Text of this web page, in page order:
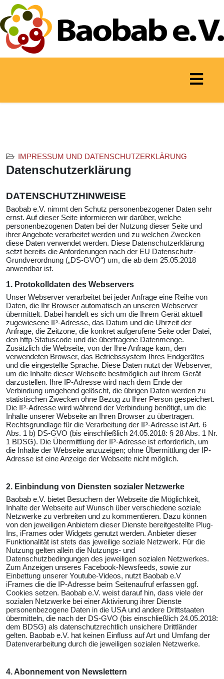
IMPRESSUM UND DATENSCHUTZERKLÄRUNG
Datenschutzerklärung
DATENSCHUTZHINWEISE
Baobab e.V. nimmt den Schutz personenbezogener Daten sehr
ernst. Auf dieser Seite informieren wir darüber, welche
personenbezogenen Daten bei der Nutzung dieser Seite und
ihrer Angebote verarbeitet werden und zu welchen Zwecken
diese Daten verwendet werden. Diese Datenschutzerklärung
setzt bereits die Anforderungen nach der EU Datenschutz-
Grundverordnung („DS-GVO“) um, die ab dem 25.05.2018
anwendbar ist.
1. Protokolldaten des Webservers
Unser Webserver verarbeitet bei jeder Anfrage eine Reihe von
Daten, die Ihr Browser automatisch an unseren Webserver
übermittelt. Dabei handelt es sich um die Ihrem Gerät aktuell
zugewiesene IP-Adresse, das Datum und die Uhrzeit der
Anfrage, die Zeitzone, die konkret aufgerufene Seite oder Datei,
den http-Statuscode und die übertragene Datenmenge.
Zusätzlich die Webseite, von der Ihre Anfrage kam, den
verwendeten Browser, das Betriebssystem Ihres Endgerätes
und die eingestellte Sprache. Diese Daten nutzt der Webserver,
um die Inhalte dieser Webseite bestmöglich auf Ihrem Gerät
darzustellen. Ihre IP-Adresse wird nach dem Ende der
Verbindung umgehend gelöscht, die übrigen Daten werden zu
statistischen Zwecken ohne Bezug zu Ihrer Person gespeichert.
Die IP-Adresse wird während der Verbindung benötigt, um die
Inhalte unserer Webseite an Ihren Browser zu übertragen.
Rechtsgrundlage für die Verarbeitung der IP-Adresse ist Art. 6
Abs. 1 b) DS-GVO (bis einschließlich 24.05.2018: § 28 Abs. 1 Nr.
1 BDSG). Die Übermittlung der IP-Adresse ist erforderlich, um
die Inhalte der Webseite anzuzeigen; ohne Übermittlung der IP-
Adresse ist eine Anzeige der Webseite nicht möglich.
2. Einbindung von Diensten sozialer Netzwerke
Baobab e.V. bietet Besuchern der Webseite die Möglichkeit,
Inhalte der Webseite auf Wunsch über verschiedene soziale
Netzwerke zu verbreiten und zu kommentieren. Dazu können
von den jeweiligen Anbietern dieser Dienste bereitgestellte Plug-
Ins, iFrames oder Widgets genutzt werden. Anbieter dieser
Funktionalität ist stets das jeweilige soziale Netzwerk. Für die
Nutzung gelten allein die Nutzungs- und
Datenschutzbedingungen des jeweiligen sozialen Netzwerkes.
Zum Anzeigen unseres Facebook-Newsfeeds, sowie zur
Einbettung unserer Youtube-Videos, nutzt Baobab e.V
iFrames die die IP-Adresse beim Seitenaufruf erfassen ggf.
Cookies setzen. Baobab e.V. weist darauf hin, dass viele der
sozialen Netzwerke bei einer Aktivierung ihrer Dienste
personenbezogene Daten in die USA und andere Drittstaaten
übermitteln, die nach der DS-GVO (bis einschließlich 24.05.2018:
dem BDSG) als datenschutzrechtlich unsichere Drittländer
gelten. Baobab e.V. hat keinen Einfluss auf Art und Umfang der
Datenverarbeitung durch die jeweiligen sozialen Netzwerke.
4. Abonnement von Newslettern